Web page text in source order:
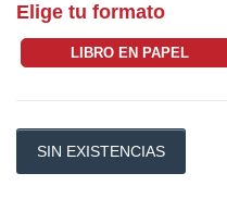
Elige tu formato
LIBRO EN PAPEL
SIN EXISTENCIAS